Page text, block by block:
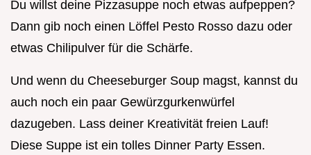
Du willst deine Pizzasuppe noch etwas aufpeppen?
Dann gib noch einen Löffel Pesto Rosso dazu oder
etwas Chilipulver für die Schärfe.
Und wenn du Cheeseburger Soup magst, kannst du
auch noch ein paar Gewürzgurkenwürfel
dazugeben. Lass deiner Kreativität freien Lauf!
Diese Suppe ist ein tolles Dinner Party Essen.